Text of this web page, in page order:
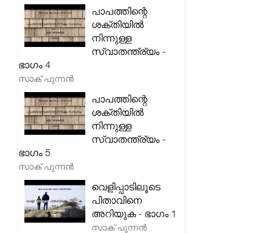
പാപത്തിന്റെ
ശക്തിയിൽ
നിന്നുള്ള
സ്വാതന്ത്ര്യം -
ഭാഗം 4
സാക് പുന്നൻ
പാപത്തിന്റെ
ശക്തിയിൽ
നിന്നുള്ള
സ്വാതന്ത്ര്യം -
ഭാഗം 5
സാക് പുന്നൻ
വെളിപ്പാടിലൂടെ
പിതാവിനെ
അറിയുക - ഭാഗം 1
സാക് പുന്നൻ